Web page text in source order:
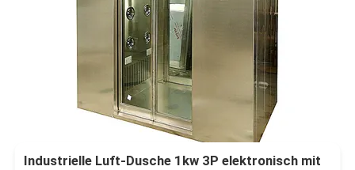
Industrielle Luft-Dusche 1kw 3P elektronisch mit